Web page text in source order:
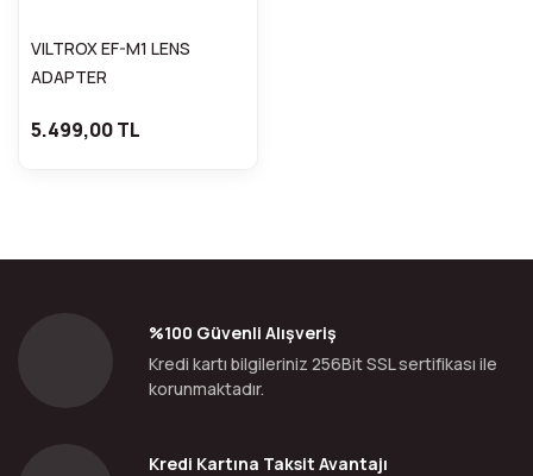
VILTROX EF-M1 LENS
ADAPTER
5.499,00 TL
%100 Güvenli Alışveriş
Kredi kartı bilgileriniz 256Bit SSL sertifikası ile
korunmaktadır.
Kredi Kartına Taksit Avantajı